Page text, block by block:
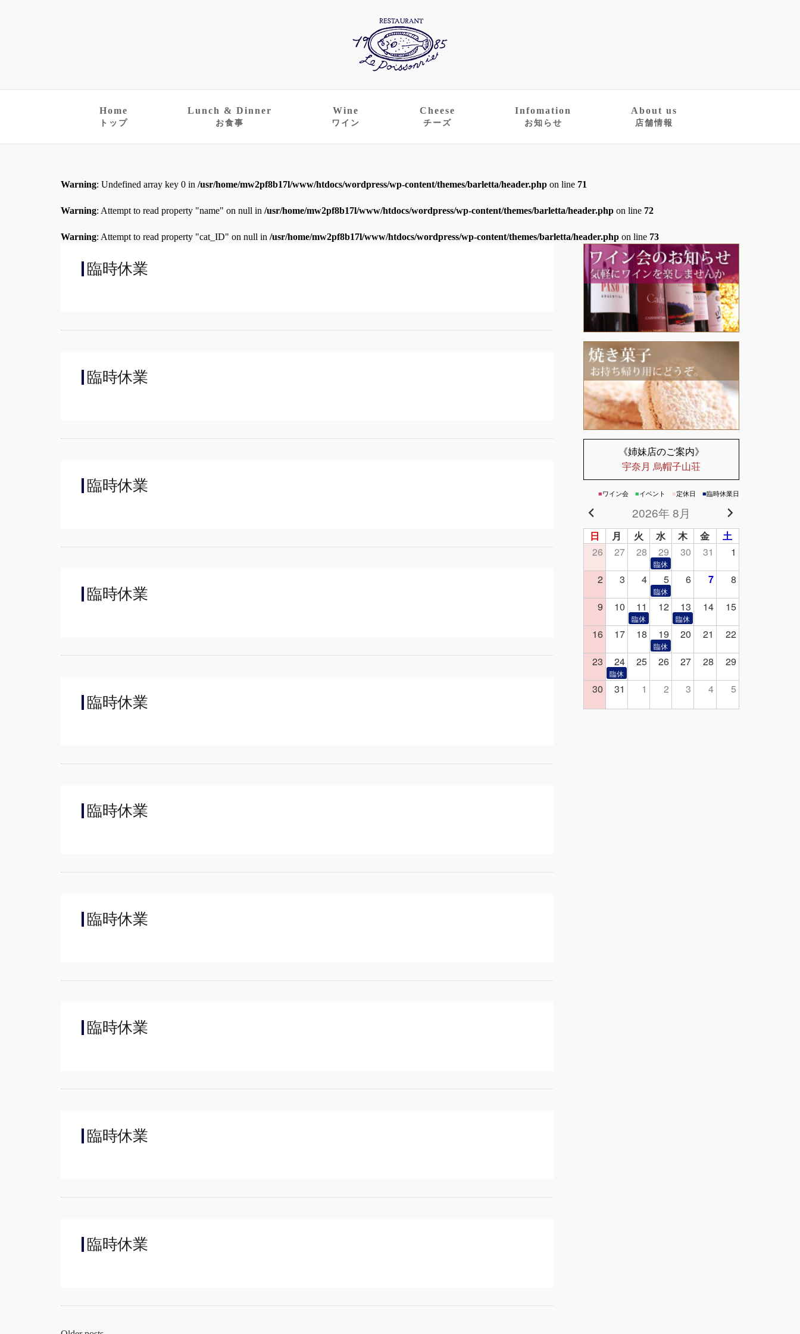
Home
トップ
Lunch & Dinner
お食事
Wine
ワイン
Cheese
チーズ
Infomation
お知らせ
About us
店舗情報
Warning: Undefined array key 0 in /usr/home/mw2pf8b17l/www/htdocs/wordpress/wp-content/themes/barletta/header.php on line 71
Warning: Attempt to read property "name" on null in /usr/home/mw2pf8b17l/www/htdocs/wordpress/wp-content/themes/barletta/header.php on line 72
Warning: Attempt to read property "cat_ID" on null in /usr/home/mw2pf8b17l/www/htdocs/wordpress/wp-content/themes/barletta/header.php on line 73
臨時休業
臨時休業
臨時休業
臨時休業
臨時休業
臨時休業
臨時休業
臨時休業
臨時休業
臨時休業
《姉妹店のご案内》
宇奈月 烏帽子山荘
■ワイン会 ■イベント ■定休日 ■臨時休業日
2026年 8月
日 月 火 水 木 金
土
26
27 28 29 30 31
1
2
3 4 5 6 7
8
9
10 11 12 13 14
15
16
17 18 19 20 21
22
23
24 25 26 27 28
29
30
31 1 2 3 4 5